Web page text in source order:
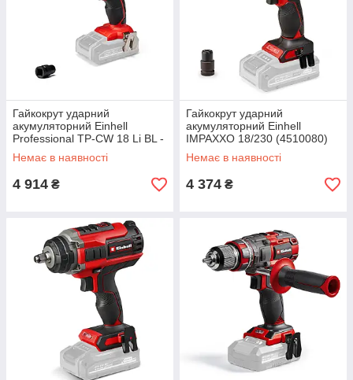
Гайкокрут ударний
акумуляторний Einhell
Professional TP-CW 18 Li BL -
Solo (4510040)
Немає в наявності
4 914 ₴
Гайкокрут ударний
акумуляторний Einhell
IMPAXXO 18/230 (4510080)
Немає в наявності
4 374 ₴